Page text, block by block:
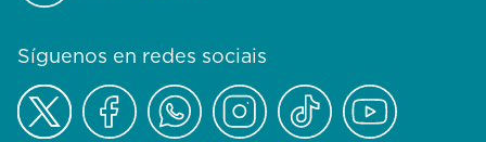
Síguenos en redes sociais